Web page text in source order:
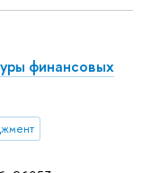
финансовых